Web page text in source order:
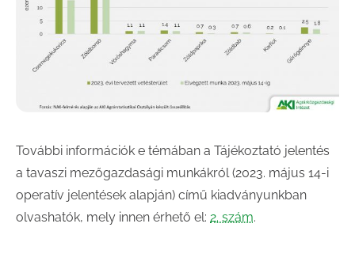
További információk e témában a Tájékoztató jelentés
a tavaszi mezőgazdasági munkákról (2023. május 14-i
operatív jelentések alapján) című kiadványunkban
olvashatók, mely innen érhető el: 2. szám.